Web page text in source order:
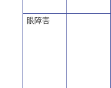
眼障害